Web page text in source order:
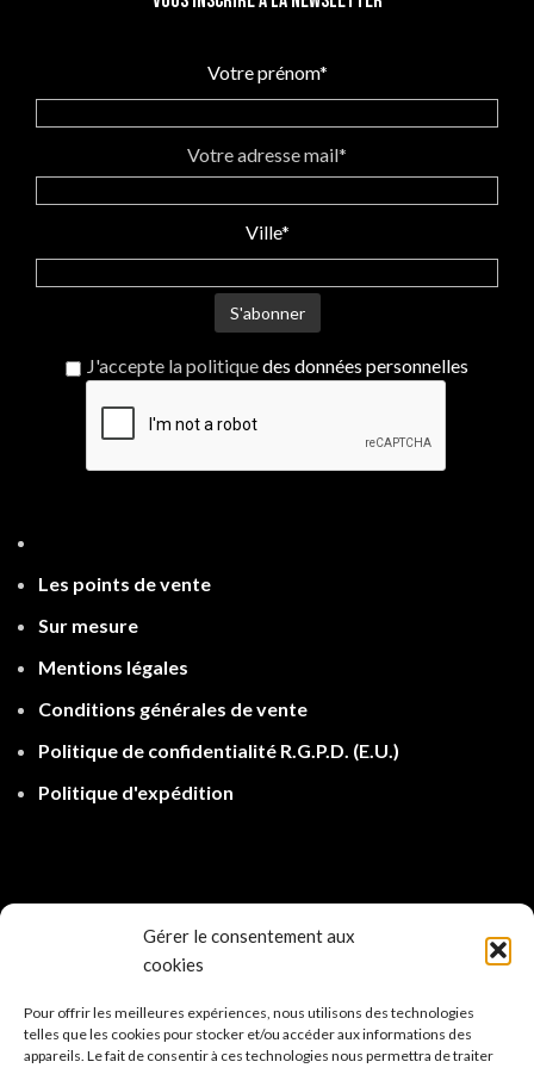
Gérer le consentement aux
cookies
Pour offrir les meilleures expériences, nous utilisons des technologies
telles que les cookies pour stocker et/ou accéder aux informations des
appareils. Le fait de consentir à ces technologies nous permettra de traiter
singularité et qui n’oublient
en cuir pour femme. Artisanat
imaginé et fabriqué en
Bretagne par une créatrice
enthousiaste et bouillonnante
créateur.
Votre prénom*
Votre adresse mail*
Ville*
J'accepte la politiquedes données personnelles
Les points de vente
Sur mesure
Mentions légales
Conditions générales de vente
Politique de confidentialité R.G.P.D. (E.U.)
Politique d'expédition